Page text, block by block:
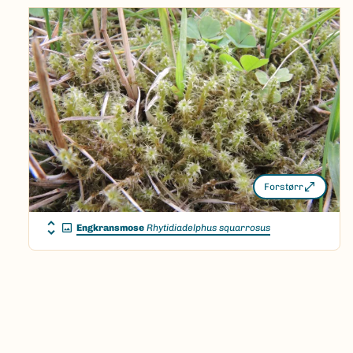
Forstørr
Engkransmose Rhytidiadelphus squarrosus